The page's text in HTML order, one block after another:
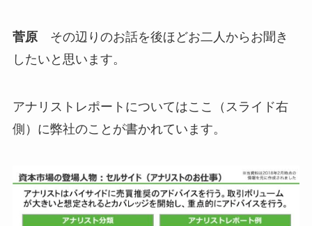
菅原その辺りのお話を後ほどお二人からお聞き
したいと思います。
アナリストレポートについてはここ（スライド右
側）に弊社のことが書かれています。